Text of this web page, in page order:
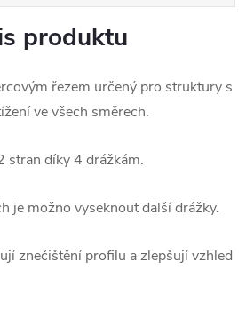
produktu
řezem určený pro struktury s
ve všech směrech.
stran díky 4 drážkám.
je možno vyseknout další drážky.
znečištění profilu a zlepšují vzhled